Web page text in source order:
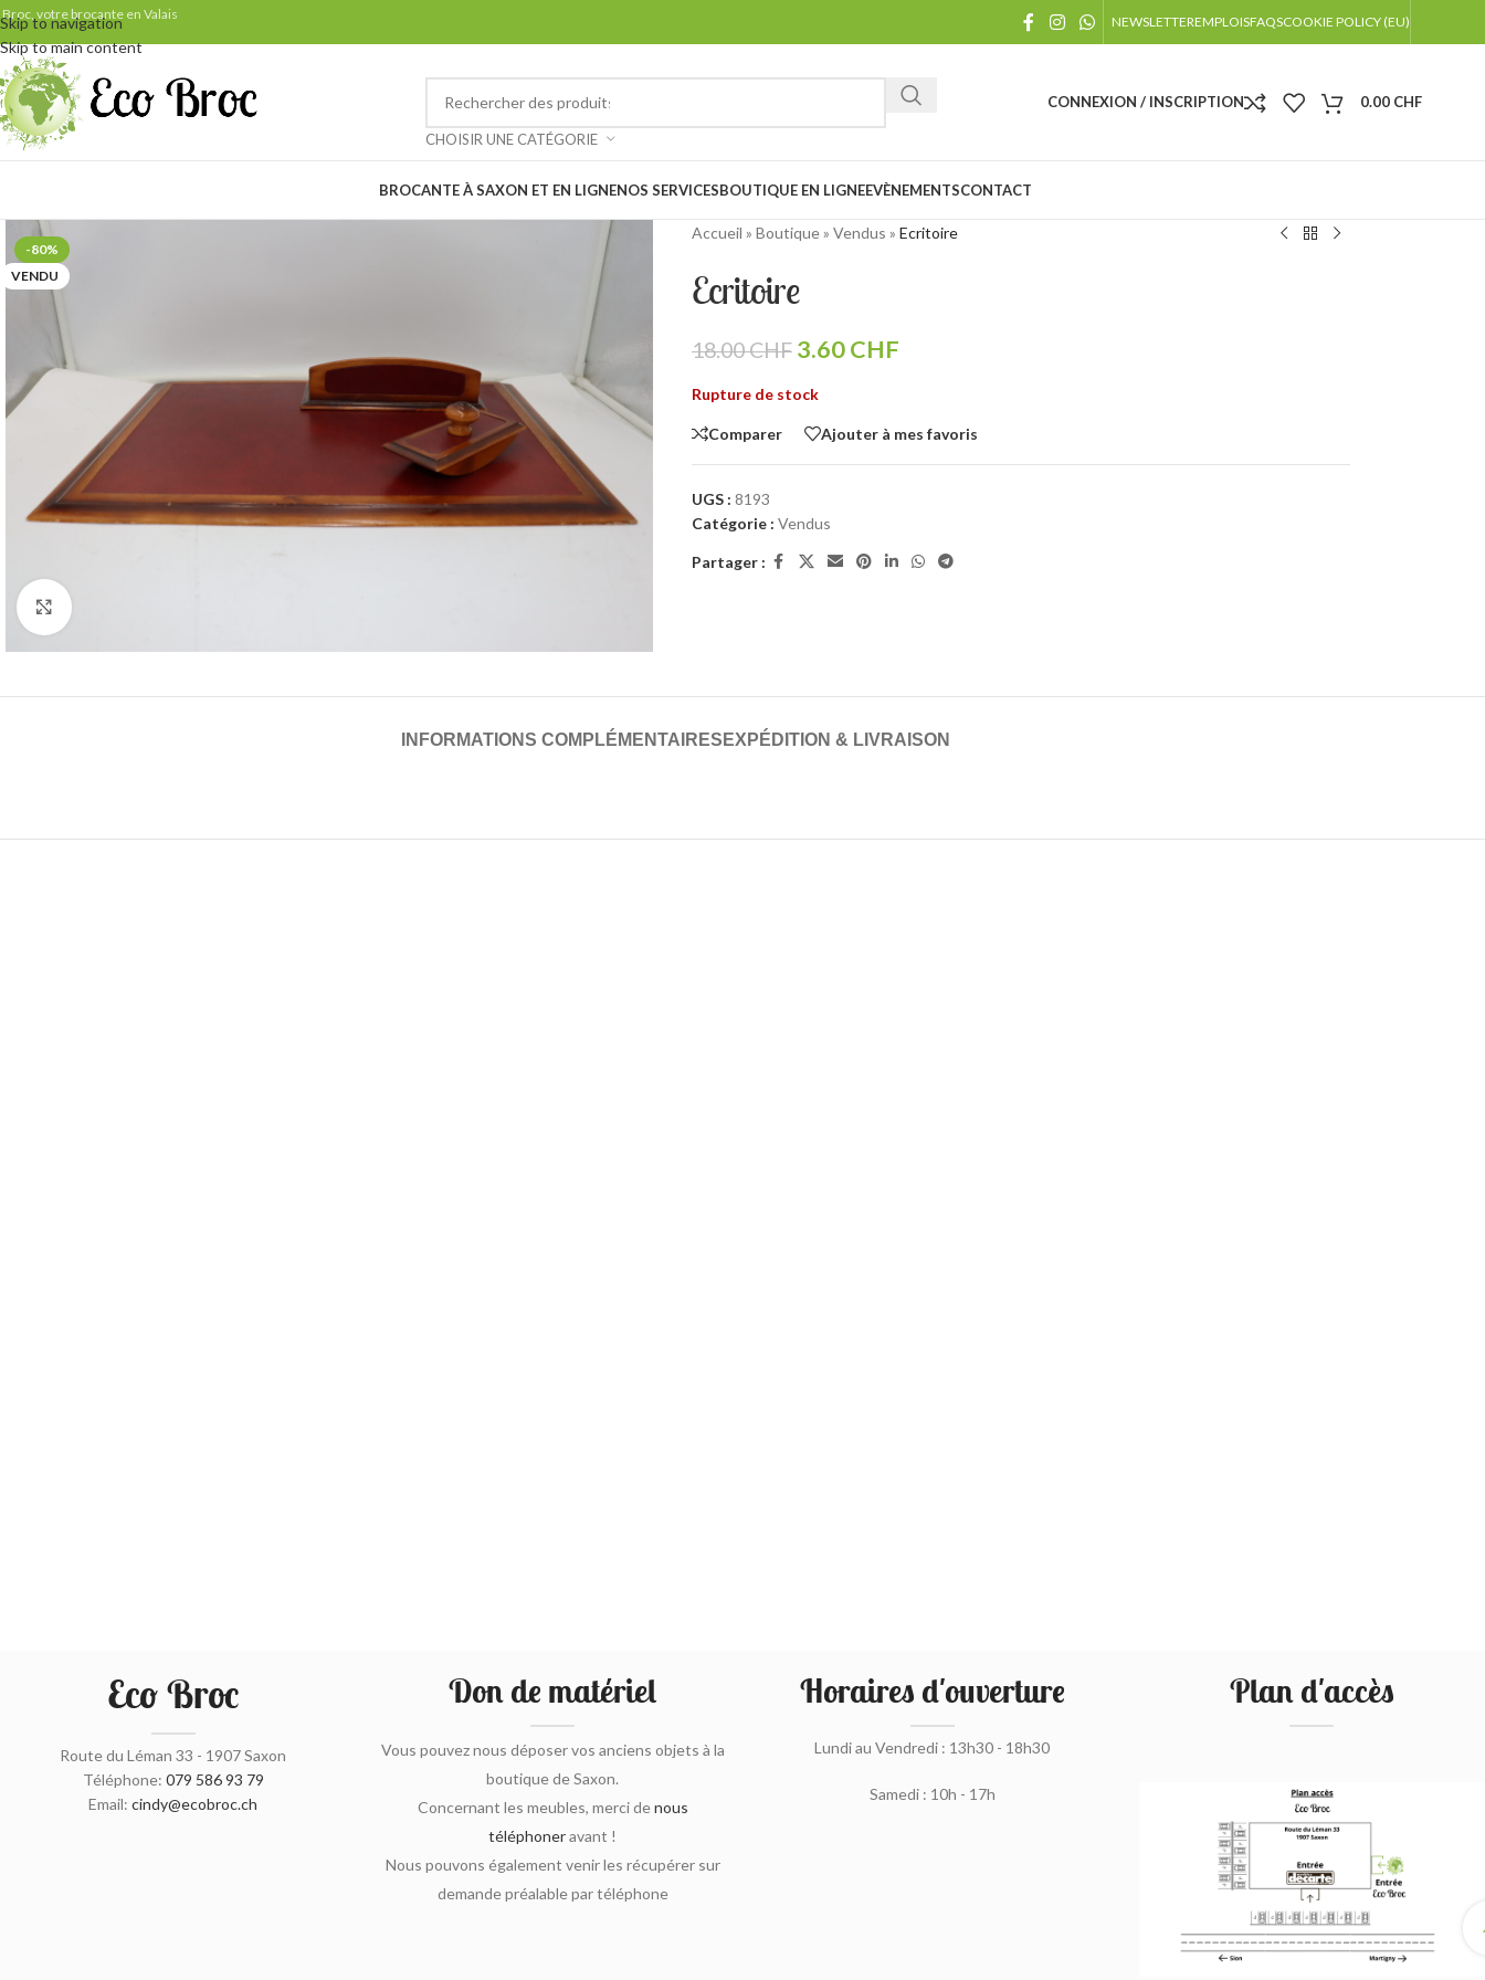
Skip to navigation
Skip to main content
Broc, votre brocante en Valais NEWSLETTEREMPLOISFAQSCOOKIE POLICY (EU)
CHOISIR UNE CATÉGORIE
CONNEXION / INSCRIPTION 0.00 CHF
BROCANTE À SAXON ET EN LIGNENOS SERVICESBOUTIQUE EN LIGNEEVÈNEMENTSCONTACT
-80%
VENDU
Accueil » Boutique» Vendus » Ecritoire
Ecritoire
18.00CHF 3.60CHF
Rupture de stock
Comparer Ajouter à mes favoris
UGS : 8193
Catégorie : Vendus
Partager :
INFORMATIONS COMPLÉMENTAIRES EXPÉDITION & LIVRAISON
Eco Broc
Route du Léman 33 - 1907 Saxon
Téléphone: 079 586 93 79
Email:cindy@ecobroc.ch
Don de matériel
Vous pouvez nous déposer vos anciens objets à la
boutique de Saxon.
Concernant les meubles, merci denous
téléphoneravant !
Nous pouvons également venir les récupérer sur
demande préalable par téléphone
Horaires d'ouverture
Lundi au Vendredi : 13h30 - 18h30
Samedi : 10h - 17h
Plan d'accès